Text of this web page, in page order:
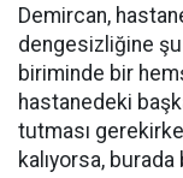
Demircan,
dengesizliğine
biriminde bir
hastanedeki
tutması
kalıyorsa,